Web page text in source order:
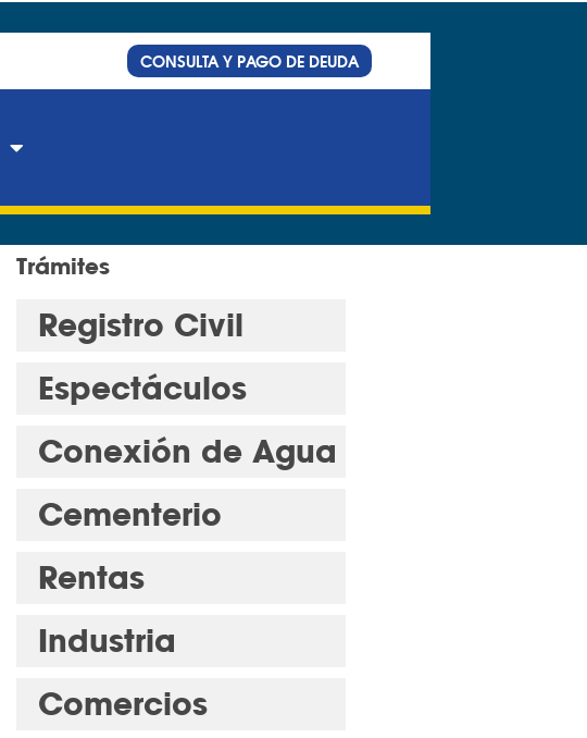
CONSULTA Y PAGO DE DEUDA
Trámites
Registro Civil
Espectáculos
Conexión de Agua
Cementerio
Rentas
Industria
Comercios